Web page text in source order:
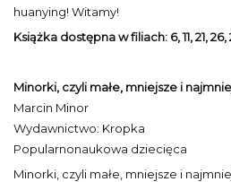
huanying! Witamy!
Książka dostępna w filiach: 6, 11, 21,
Minorki, czyli małe, mniejsze i
Marcin Minor
Wydawnictwo: Kropka
Popularnonaukowa dziecięca
Minorki, czyli małe, mniejsze i